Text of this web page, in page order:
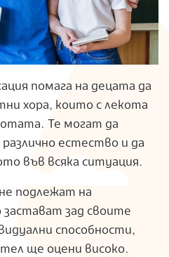
помага на децата да
хора, които с лекота
Те могат да
естество и да
във всяка ситуация.
подлежат на
зад своите
способности,
ще оцени високо.